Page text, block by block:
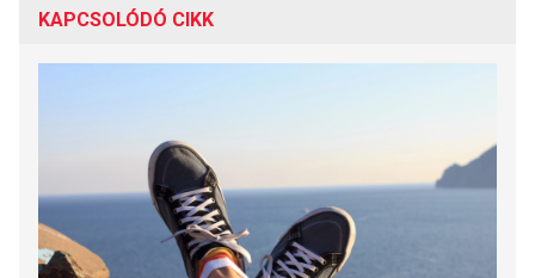
KAPCSOLÓDÓ CIKK